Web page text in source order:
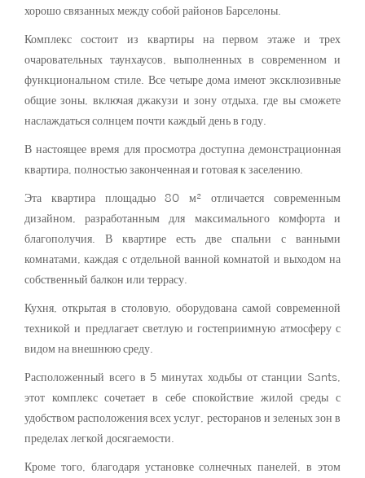
хорошо связанных между собой районов Барселоны.
Комплекс состоит из квартиры на первом этаже и трех
очаровательных таунхаусов, выполненных в современном и
функциональном стиле. Все четыре дома имеют эксклюзивные
общие зоны, включая джакузи и зону отдыха, где вы сможете
наслаждаться солнцем почти каждый день в году.
В настоящее время для просмотра доступна демонстрационная
квартира, полностью законченная и готовая к заселению.
Эта квартира площадью 80 м² отличается современным
дизайном, разработанным для максимального комфорта и
благополучия. В квартире есть две спальни с ванными
комнатами, каждая с отдельной ванной комнатой и выходом на
собственный балкон или террасу.
Кухня, открытая в столовую, оборудована самой современной
техникой и предлагает светлую и гостеприимную атмосферу с
видом на внешнюю среду.
Расположенный всего в 5 минутах ходьбы от станции Sants,
этот комплекс сочетает в себе спокойствие жилой среды с
удобством расположения всех услуг, ресторанов и зеленых зон в
пределах легкой досягаемости.
Кроме того, благодаря установке солнечных панелей, в этом